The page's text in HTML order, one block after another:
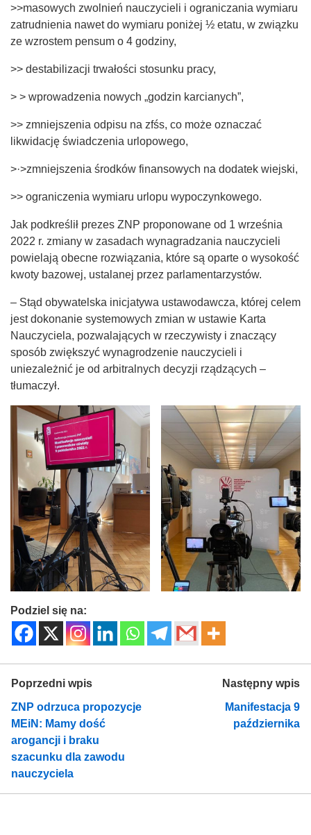
>>masowych zwolnień nauczycieli i ograniczania wymiaru
zatrudnienia nawet do wymiaru poniżej ½ etatu, w związku
ze wzrostem pensum o 4 godziny,
>> destabilizacji trwałości stosunku pracy,
> > wprowadzenia nowych „godzin karcianych”,
>> zmniejszenia odpisu na zfśs, co może oznaczać
likwidację świadczenia urlopowego,
>·>zmniejszenia środków finansowych na dodatek wiejski,
>> ograniczenia wymiaru urlopu wypoczynkowego.
Jak podkreślił prezes ZNP proponowane od 1 września
2022 r. zmiany w zasadach wynagradzania nauczycieli
powielają obecne rozwiązania, które są oparte o wysokość
kwoty bazowej, ustalanej przez parlamentarzystów.
– Stąd obywatelska inicjatywa ustawodawcza, której celem
jest dokonanie systemowych zmian w ustawie Karta
Nauczyciela, pozwalających w rzeczywisty i znaczący
sposób zwiększyć wynagrodzenie nauczycieli i
uniezależnić je od arbitralnych decyzji rządzących –
tłumaczył.
Podziel się na:
Poprzedni wpis
ZNP odrzuca propozycje
MEiN: Mamy dość
arogancji i braku
szacunku dla zawodu
nauczyciela
Następny wpis
Manifestacja 9
października